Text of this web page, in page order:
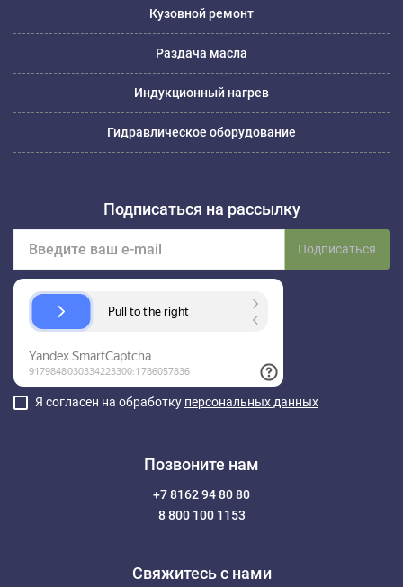
Кузовной ремонт
Раздача масла
Индукционный нагрев
Гидравлическое оборудование
Подписаться на рассылку
Подписаться
Я согласен на обработку персональных данных
Позвоните нам
+7 8162 94 80 80
8 800 100 1153
Свяжитесь с нами